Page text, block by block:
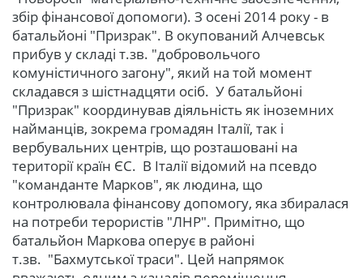
збір фінансової допомоги). З осені 2014 року - в
батальйоні "Призрак". В окупований Алчевськ
прибув у складі т.зв. "добровольчого
комуністичного загону", який на той момент
складався з шістнадцяти осіб. У батальйоні
"Призрак" координував діяльність як іноземних
найманців, зокрема громадян Італії, так і
вербувальних центрів, що розташовані на
території країн ЄС. В Італії відомий на псевдо
"команданте Марков", як людина, що
контролювала фінансову допомогу, яка збиралася
на потреби терористів "ЛНР". Примітно, що
батальйон Маркова оперує в районі
т.зв. "Бахмутської траси". Цей напрямок